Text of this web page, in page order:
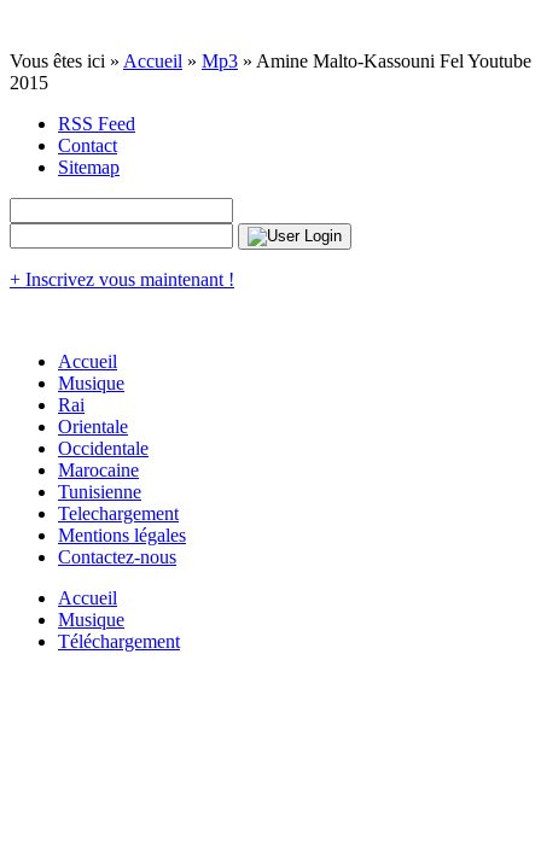
Vous êtes ici » Accueil » Mp3 » Amine Malto-Kassouni Fel Youtube
2015
RSS Feed
Contact
Sitemap
+ Inscrivez vous maintenant !
Accueil
Musique
Rai
Orientale
Occidentale
Marocaine
Tunisienne
Telechargement
Mentions légales
Contactez-nous
Accueil
Musique
Téléchargement